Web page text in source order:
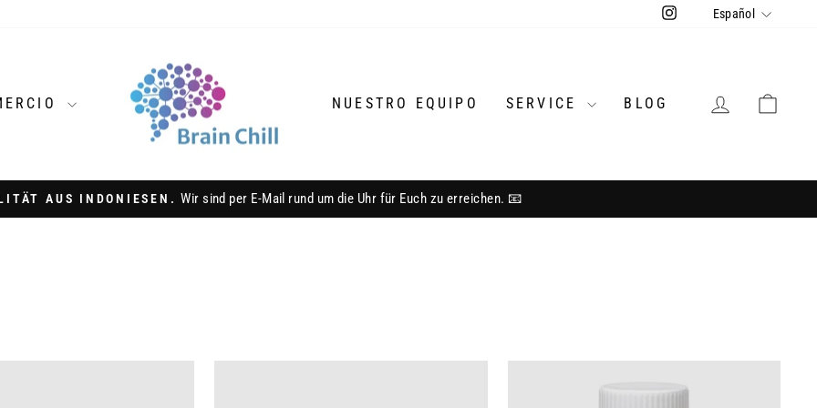
Instagram
Idioma
Español
NUESTRO EQUIPO SERVICE BLOG INGRESAR
diapositivas
14 TAGE WIDERRUFSRECHT aus Qualitätsüberzeugung